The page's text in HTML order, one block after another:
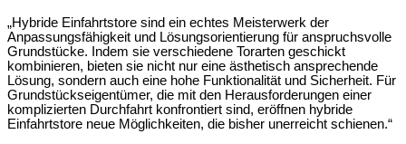
„Hybride Einfahrtstore sind ein echtes Meisterwerk der
Anpassungsfähigkeit und Lösungsorientierung für anspruchsvolle
Grundstücke. Indem sie verschiedene Torarten geschickt
kombinieren, bieten sie nicht nur eine ästhetisch ansprechende
Lösung, sondern auch eine hohe Funktionalität und Sicherheit. Für
Grundstückseigentümer, die mit den Herausforderungen einer
komplizierten Durchfahrt konfrontiert sind, eröffnen hybride
Einfahrtstore neue Möglichkeiten, die bisher unerreicht schienen.“